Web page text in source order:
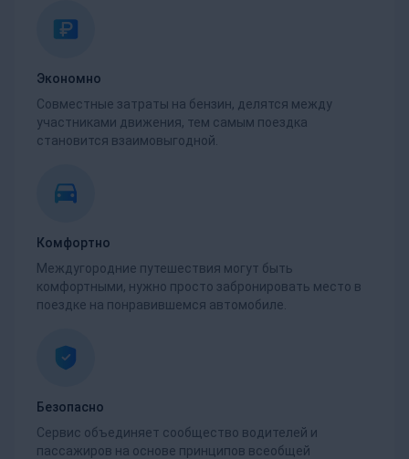
Экономно
Совместные затраты на бензин, делятся между
участниками движения, тем самым поездка
становится взаимовыгодной.
Комфортно
Междугородние путешествия могут быть
комфортными, нужно просто забронировать место в
поездке на понравившемся автомобиле.
Безопасно
Сервис объединяет сообщество водителей и
пассажиров на основе принципов всеобщей